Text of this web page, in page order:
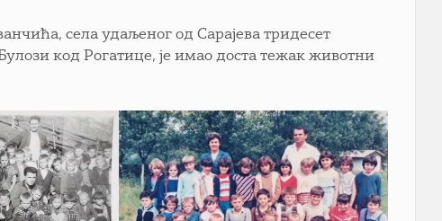
села удаљеног од Сарајева тридесет
код Рогатице, је имао доста тежак животни